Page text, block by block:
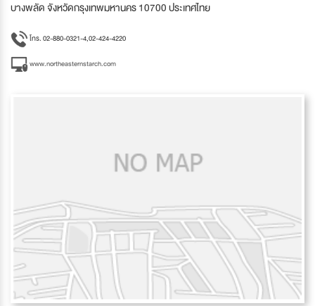
บางพลัด จังหวัดกรุงเทพมหานคร 10700 ประเทศไทย
โทร. 02-880-0321-4,02-424-4220
www.northeasternstarch.com